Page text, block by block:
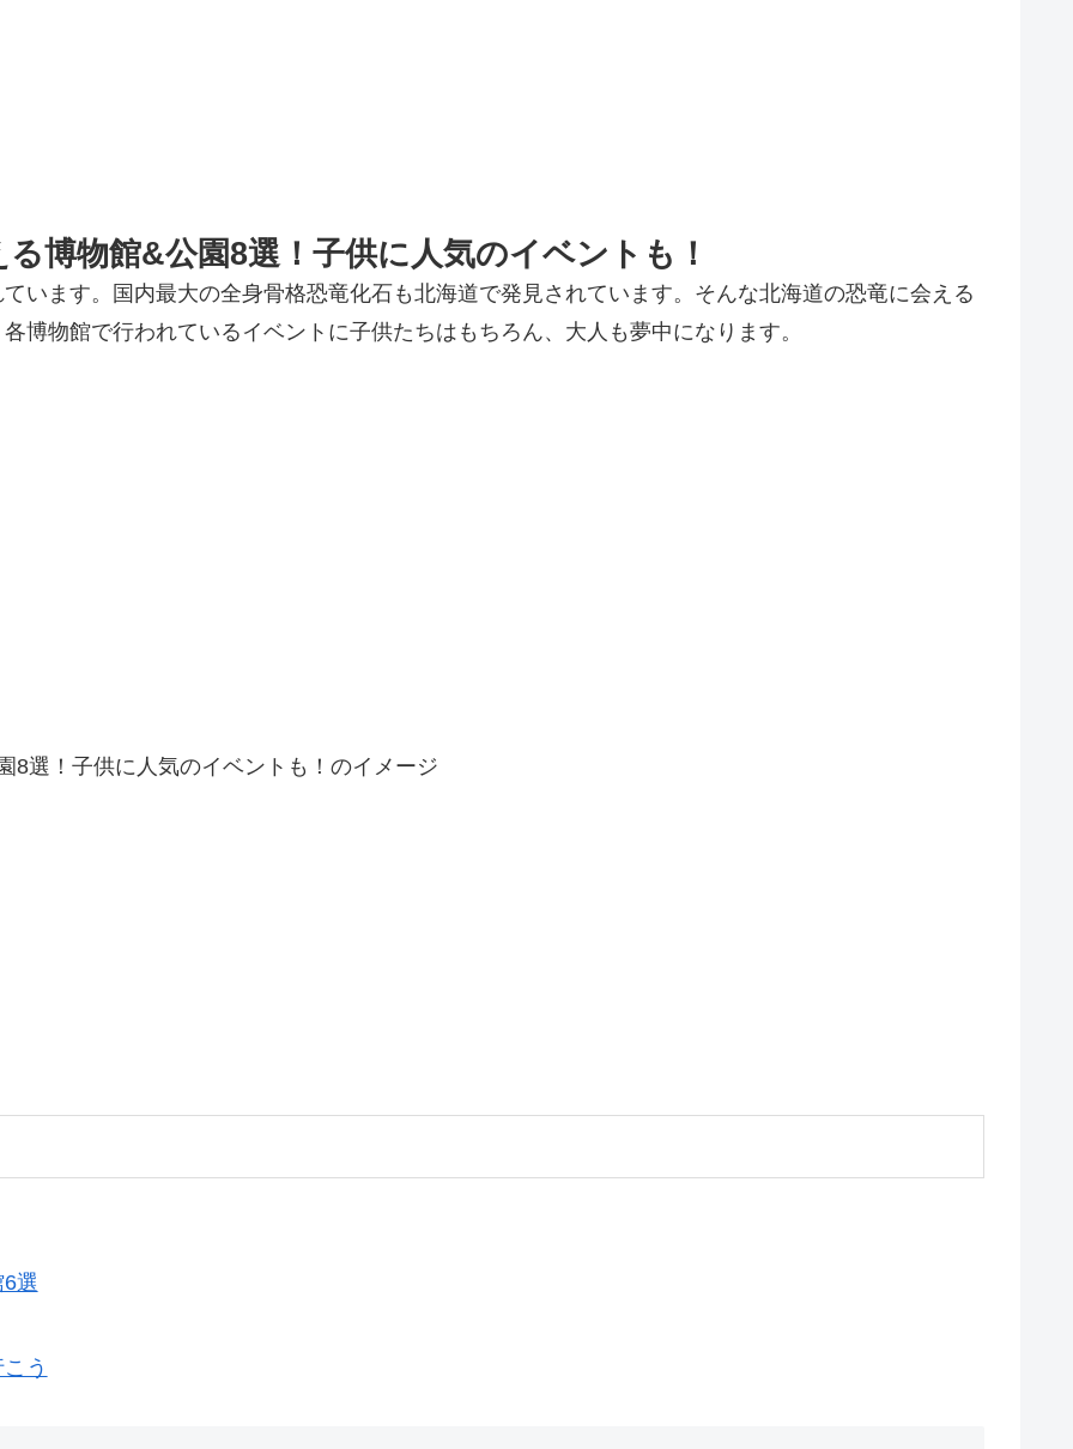
博物館&公園8選！子供に人気のイベントも！
います。国内最大の全身骨格恐竜化石も北海道で発見されています。そんな北海道の恐竜に会える
博物館で行われているイベントに子供たちはもちろん、大人も夢中になります。
選
う